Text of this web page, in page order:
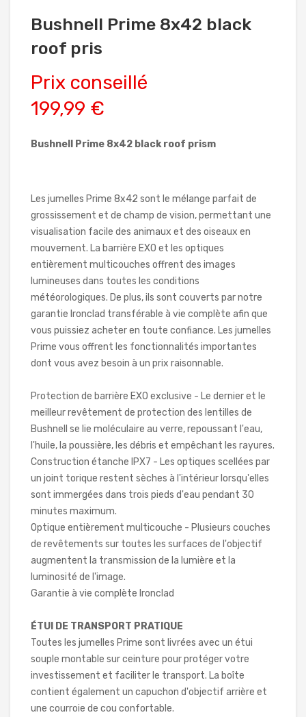
Bushnell Prime 8x42 black
roof pris
Prix conseillé
199,99 €
Bushnell Prime 8x42 black roof prism
Les jumelles Prime 8x42 sont le mélange parfait de
grossissement et de champ de vision, permettant une
visualisation facile des animaux et des oiseaux en
mouvement. La barrière EXO et les optiques
entièrement multicouches offrent des images
lumineuses dans toutes les conditions
météorologiques. De plus, ils sont couverts par notre
garantie Ironclad transférable à vie complète afin que
vous puissiez acheter en toute confiance. Les jumelles
Prime vous offrent les fonctionnalités importantes
dont vous avez besoin à un prix raisonnable.
Protection de barrière EXO exclusive - Le dernier et le
meilleur revêtement de protection des lentilles de
Bushnell se lie moléculaire au verre, repoussant l'eau,
l'huile, la poussière, les débris et empêchant les rayures.
Construction étanche IPX7 - Les optiques scellées par
un joint torique restent sèches à l'intérieur lorsqu'elles
sont immergées dans trois pieds d'eau pendant 30
minutes maximum.
Optique entièrement multicouche - Plusieurs couches
de revêtements sur toutes les surfaces de l'objectif
augmentent la transmission de la lumière et la
luminosité de l'image.
Garantie à vie complète Ironclad
ÉTUI DE TRANSPORT PRATIQUE
Toutes les jumelles Prime sont livrées avec un étui
souple montable sur ceinture pour protéger votre
investissement et faciliter le transport. La boîte
contient également un capuchon d'objectif arrière et
une courroie de cou confortable.